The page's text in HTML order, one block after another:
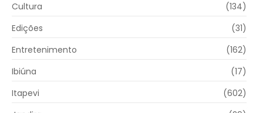
Cultura
(134)
Edições
(31)
Entretenimento
(162)
Ibiúna
(17)
Itapevi
(602)